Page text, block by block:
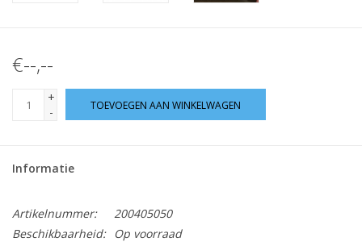
€--,--
+
-
TOEVOEGEN AAN WINKELWAGEN
Informatie
Artikelnummer:
200405050
Beschikbaarheid:
Op voorraad